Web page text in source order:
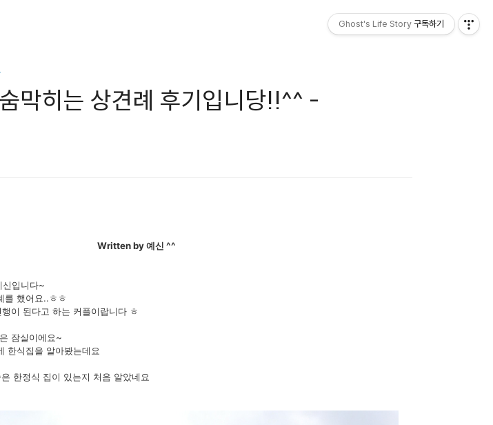
막히는 상견례 후기입니당!!^^ -
Written by 예신 ^^
신입니다~
를 했어요..ㅎㅎ
이 된다고 하는 커플이랍니다 ㅎ
잠실이에요~
한식집을 알아봤는데요
한정식 집이 있는지 처음 알았네요
Ghost's Life Story 구독하기